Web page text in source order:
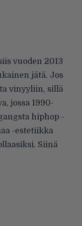
vuoden 2013
jätä. Jos
vinyyliin, sillä
jossa 1990-
hiphop -
-estetiikka
Siinä